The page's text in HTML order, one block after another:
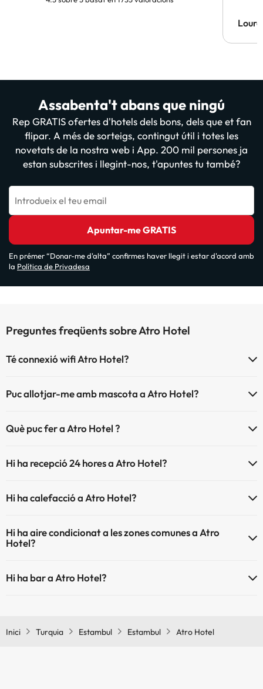
Assabenta't abans que ningú
Rep GRATIS ofertes d'hotels dels bons, dels que et fan
flipar. A més de sorteigs, contingut útil i totes les
novetats de la nostra web i App. 200 mil persones ja
estan subscrites i llegint-nos, t'apuntes tu també?
Introdueix el teu email
Apuntar-me GRATIS
En prémer “Donar-me d'alta” confirmes haver llegit i estar d'acord amb
la Política de Privadesa
Preguntes freqüents sobre Atro Hotel
Té connexió wifi Atro Hotel?
Puc allotjar-me amb mascota a Atro Hotel?
Què puc fer a Atro Hotel ?
pagament).
Hi ha recepció 24 hores a Atro Hotel?
Hi ha calefacció a Atro Hotel?
Hi ha aire condicionat a les zones comunes a Atro
Hotel?
Hi ha bar a Atro Hotel?
Inici Turquia Estambul Estambul Atro Hotel